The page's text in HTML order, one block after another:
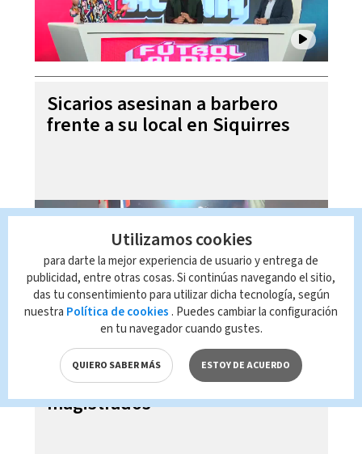
Sicarios asesinan a barbero
frente a su local en Siquirres
Laura Fernández niega ser
dictadora ante críticas de
magistrados
Utilizamos cookies
para darte la mejor experiencia de usuario y entrega de
publicidad, entre otras cosas. Si continúas navegando el sitio,
das tu consentimiento para utilizar dicha tecnología, según
nuestra Política de cookies . Puedes cambiar la configuración
en tu navegador cuando gustes.
QUIERO SABER MÁS ESTOY DE ACUERDO